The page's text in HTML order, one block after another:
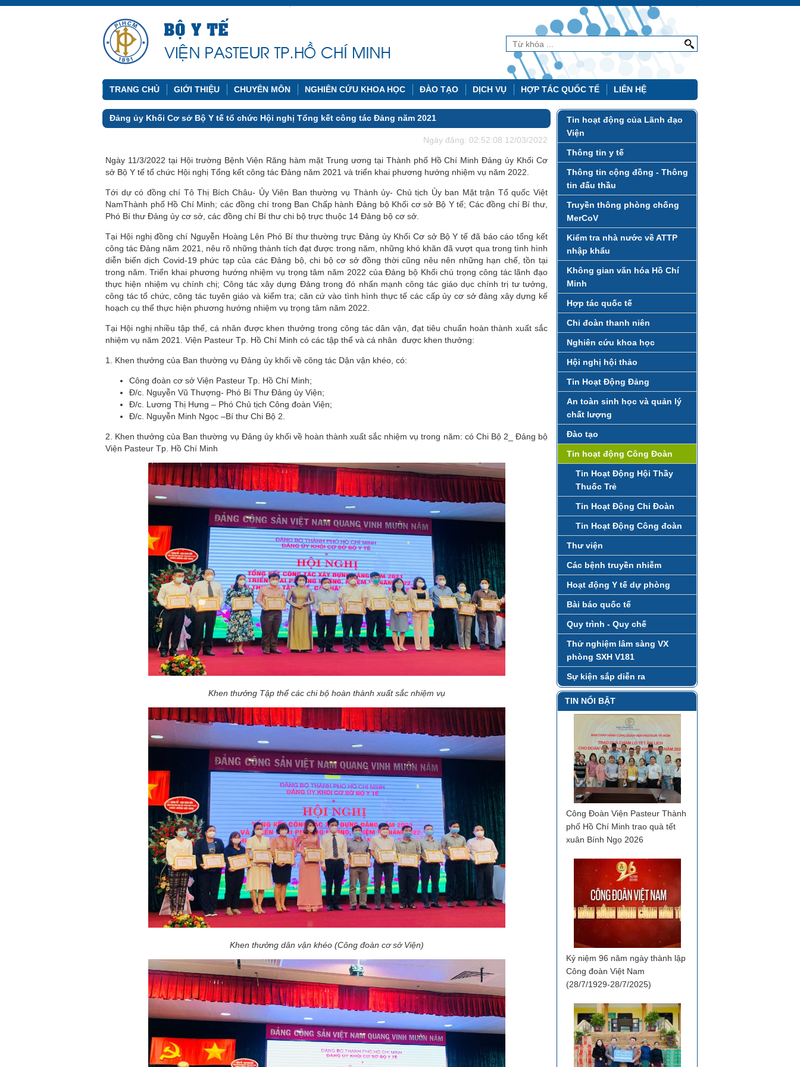
TRANG CHỦ GIỚI THIỆU CHUYÊN MÔN NGHIÊN CỨU KHOA HỌC ĐÀO TẠO DỊCH VỤ HỢP TÁC QUỐC TẾ LIÊN HỆ
Đảng ủy Khối Cơ sở Bộ Y tế tổ chức Hội nghị Tổng kết công tác Đảng năm 2021
Ngày đăng: 02:52:08 12/03/2022
Ngày 11/3/2022 tại Hội trường Bệnh Viện Răng hàm mặt Trung ương tại Thành phố Hồ Chí Minh Đảng ủy Khối Cơ
sở Bộ Y tế tổ chức Hội nghị Tổng kết công tác Đảng năm 2021 và triển khai phương hướng nhiệm vụ năm 2022.
Tới dự có đồng chí Tô Thị Bích Châu- Ủy Viên Ban thường vụ Thành ủy- Chủ tịch Ủy ban Mặt trận Tổ quốc Việt
NamThành phố Hồ Chí Minh; các đồng chí trong Ban Chấp hành Đảng bộ Khối cơ sở Bộ Y tế; Các đồng chí Bí thư,
Phó Bí thư Đảng ủy cơ sở, các đồng chí Bí thư chi bộ trực thuộc 14 Đảng bộ cơ sở.
Tại Hội nghị đồng chí Nguyễn Hoàng Lên Phó Bí thư thường trực Đảng ủy Khối Cơ sở Bộ Y tế đã báo cáo tổng kết
công tác Đảng năm 2021, nêu rõ những thành tích đạt được trong năm, những khó khăn đã vượt qua trong tình hình
diễn biến dịch Covid-19 phức tạp của các Đảng bộ, chi bộ cơ sở đồng thời cũng nêu nên những hạn chế, tồn tại
trong năm. Triển khai phương hướng nhiệm vụ trọng tâm năm 2022 của Đảng bộ Khối chú trọng công tác lãnh đạo
thực hiện nhiệm vụ chính chị; Công tác xây dựng Đảng trong đó nhấn mạnh công tác giáo dục chính trị tư tưởng,
công tác tổ chức, công tác tuyên giáo và kiểm tra; căn cứ vào tình hình thực tế các cấp ủy cơ sở đảng xây dựng kế
hoạch cụ thể thực hiện phương hướng nhiệm vụ trọng tâm năm 2022.
Tại Hội nghị nhiều tập thể, cá nhân được khen thưởng trong công tác dân vận, đạt tiêu chuẩn hoàn thành xuất sắc
nhiệm vụ năm 2021. Viện Pasteur Tp. Hồ Chí Minh có các tập thể và cá nhân được khen thưởng:
1. Khen thưởng của Ban thường vụ Đảng ủy khối về công tác Dận vận khéo, có:
Công đoàn cơ sở Viện Pasteur Tp. Hồ Chí Minh;
Đ/c. Nguyễn Vũ Thượng- Phó Bí Thư Đảng ủy Viện;
Đ/c. Lương Thị Hưng – Phó Chủ tịch Công đoàn Viện;
Đ/c. Nguyễn Minh Ngọc –Bí thư Chi Bộ 2.
2. Khen thưởng của Ban thường vụ Đảng ủy khối về hoàn thành xuất sắc nhiệm vụ trong năm: có Chi Bộ 2_ Đảng bộ
Viện Pasteur Tp. Hồ Chí Minh
Khen thưởng Tập thể các chi bộ hoàn thành xuất sắc nhiệm vụ
Khen thưởng dân vận khéo (Công đoàn cơ sở Viện)
Tin hoạt động của Lãnh đạo
Viện
Thông tin y tế
Thông tin cộng đồng - Thông
tin đấu thầu
Truyền thông phòng chống
MerCoV
Kiểm tra nhà nước về ATTP
nhập khẩu
Không gian văn hóa Hồ Chí
Minh
Hợp tác quốc tế
Chi đoàn thanh niên
Nghiên cứu khoa học
Hội nghị hội thảo
Tin Hoạt Động Đảng
An toàn sinh học và quản lý
chất lượng
Đào tạo
Tin hoạt động Công Đoàn
Tin Hoạt Động Hội Thầy
Thuốc Trẻ
Tin Hoạt Động Chi Đoàn
Tin Hoạt Động Công đoàn
Thư viện
Các bệnh truyền nhiễm
Hoạt động Y tế dự phòng
Bài báo quốc tế
Quy trình - Quy chế
Thử nghiệm lâm sàng VX
phòng SXH V181
Sự kiện sắp diễn ra
TIN NỔI BẬT
Công Đoàn Viện Pasteur Thành
phố Hồ Chí Minh trao quà tết
xuân Bính Ngọ 2026
Kỷ niệm 96 năm ngày thành lập
Công đoàn Việt Nam
(28/7/1929-28/7/2025)